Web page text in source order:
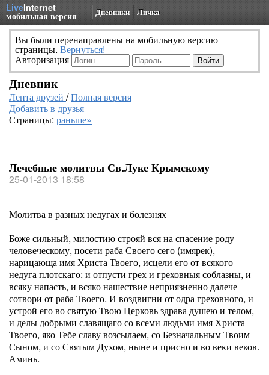
LiveInternet
мобильная версия Дневники Личка
Вы были перенаправлены на мобильную версию
страницы. Вернуться!
Авторизация
Дневник
Лента друзей /Полная версия
Добавить в друзья
Страницы: раньше»
Лечебные молитвы Св.Луке Крымскому
25-01-2013 18:58
Молитва в разных недугах и болезнях
Боже сильный, милостию строяй вся на спасение роду
человеческому, посети раба Своего сего (имярек),
нарицающа имя Христа Твоего, исцели его от всякого
недуга плотскаго: и отпусти грех и греховныя соблазны, и
всяку напасть, и всяко нашествие неприязненно далече
сотвори от раба Твоего. И воздвигни от одра греховного, и
устрой его во святую Твою Церковь здрава душею и телом,
и делы добрыми славящаго со всеми людьми имя Христа
Твоего, яко Тебе славу возсылаем, со Безначальным Твоим
Сыном, и со Святым Духом, ныне и присно и во веки веков.
Аминь.